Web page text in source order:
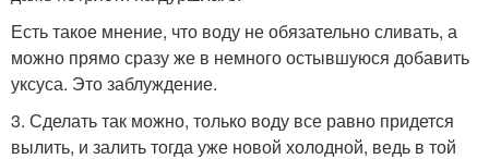
Есть такое мнение, что воду не обязательно сливать, а
можно прямо сразу же в немного остывшуюся добавить
уксуса. Это заблуждение.
3. Сделать так можно, только воду все равно придется
вылить, и залить тогда уже новой холодной, ведь в той